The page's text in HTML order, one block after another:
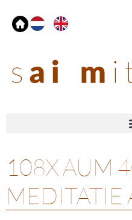
108X AUM
MEDITATIE